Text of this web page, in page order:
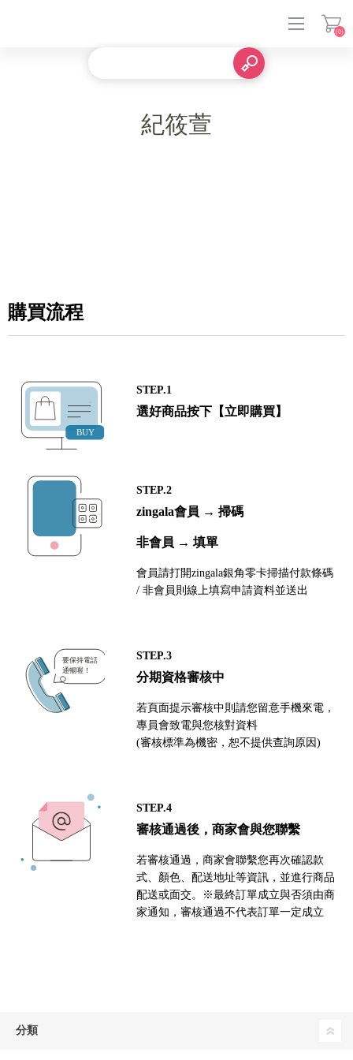
(0)
紀筱萱
購買流程
STEP.1
選好商品按下【立即購買】
STEP.2
zingala會員 → 掃碼
非會員 → 填單
會員請打開zingala銀角零卡掃描付款條碼
/ 非會員則線上填寫申請資料並送出
STEP.3
分期資格審核中
若頁面提示審核中則請您留意手機來電，
專員會致電與您核對資料
(審核標準為機密，恕不提供查詢原因)
STEP.4
審核通過後，商家會與您聯繫
若審核通過，商家會聯繫您再次確認款
式、顏色、配送地址等資訊，並進行商品
配送或面交。※最終訂單成立與否須由商
家通知，審核通過不代表訂單一定成立
分類